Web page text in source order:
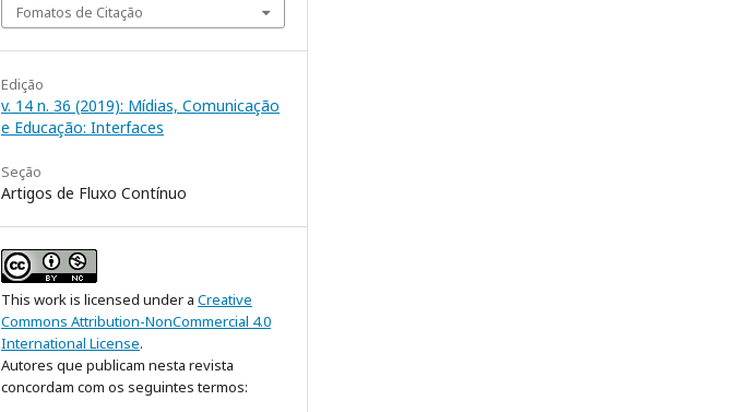
Fomatos de Citação
Edição
v. 14 n. 36 (2019): Mídias, Comunicação
e Educação: Interfaces
Seção
Artigos de Fluxo Contínuo
This work is licensed under a Creative
Commons Attribution-NonCommercial 4.0
International License.
Autores que publicam nesta revista
concordam com os seguintes termos: